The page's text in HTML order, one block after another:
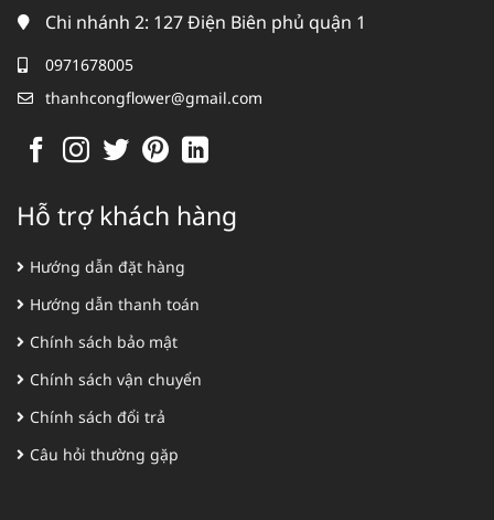
Chi nhánh 2: 127 Điện Biên phủ quận 1
0971678005
thanhcongflower@gmail.com
Hỗ trợ khách hàng
Hướng dẫn đặt hàng
Hướng dẫn thanh toán
Chính sách bảo mật
Chính sách vận chuyển
Chính sách đổi trả
Câu hỏi thường gặp